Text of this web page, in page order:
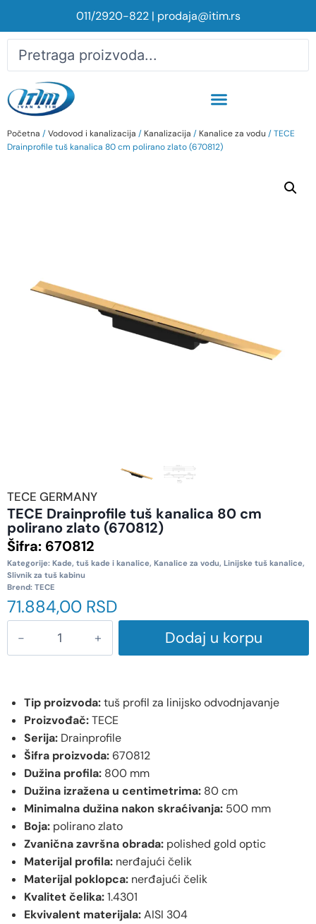
011/2920-822| prodaja@itim.rs
Početna /Vodovod i kanalizacija / Kanalizacija / Kanalice za vodu / TECE
Drainprofile tuš kanalica 80 cm polirano zlato (670812)
TECE GERMANY
TECE Drainprofile tuš kanalica 80 cm
polirano zlato (670812)
Šifra: 670812
Kategorije: Kade, tuš kade i kanalice, Kanalice za vodu, Linijske tuš kanalice,
Slivnik za tuš kabinu
Brend: TECE
71.884,00 RSD
Dodaj u korpu
Tip proizvoda:tuš profil za linijsko odvodnjavanje
Proizvođač:TECE
Serija: Drainprofile
Šifra proizvoda: 670812
Dužina profila: 800 mm
Dužina izražena u centimetrima: 80 cm
Minimalna dužina nakon skraćivanja: 500 mm
Boja: polirano zlato
Zvanična završna obrada: polished gold optic
Materijal profila: nerđajući čelik
Materijal poklopca: nerđajući čelik
Kvalitet čelika:1.4301
Ekvivalent materijala:AISI 304